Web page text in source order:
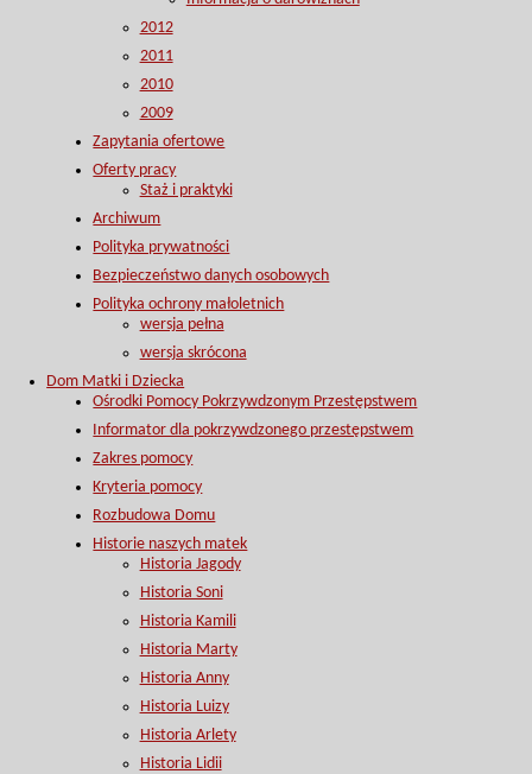
2012
2011
2010
2009
Zapytania ofertowe
Oferty pracy
Staż i praktyki
Archiwum
Polityka prywatności
Bezpieczeństwo danych osobowych
Polityka ochrony małoletnich
wersja pełna
wersja skrócona
Dom Matki i Dziecka
Ośrodki Pomocy Pokrzywdzonym Przestępstwem
Informator dla pokrzywdzonego przestępstwem
Zakres pomocy
Kryteria pomocy
Rozbudowa Domu
Historie naszych matek
Historia Jagody
Historia Soni
Historia Kamili
Historia Marty
Historia Anny
Historia Luizy
Historia Arlety
Historia Lidii